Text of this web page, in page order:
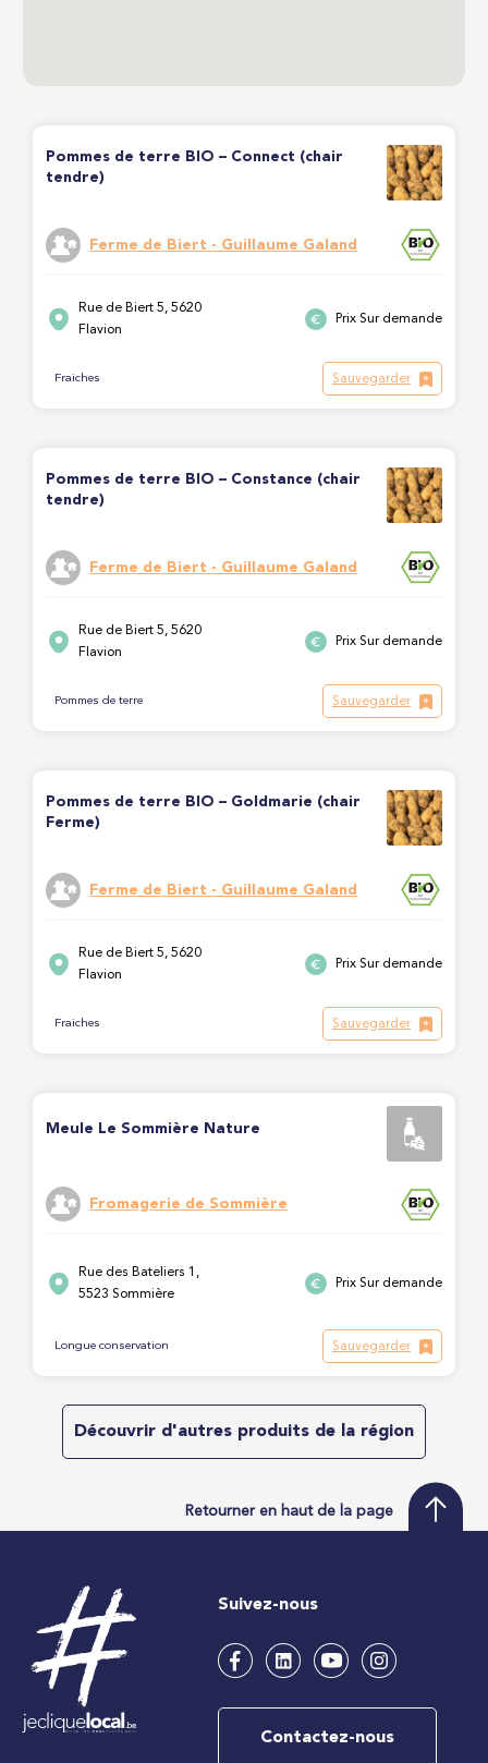
Pommes de terre BIO – Connect (chair
tendre)
Ferme de Biert - Guillaume Galand
Rue de Biert 5, 5620
Flavion
Prix Sur demande
Fraiches Sauvegarder
Pommes de terre BIO – Constance (chair
tendre)
Ferme de Biert - Guillaume Galand
Rue de Biert 5, 5620
Flavion
Prix Sur demande
Pommes de terre Sauvegarder
Pommes de terre BIO – Goldmarie (chair
Ferme)
Ferme de Biert - Guillaume Galand
Rue de Biert 5, 5620
Flavion
Prix Sur demande
Fraiches Sauvegarder
Meule Le Sommière Nature
Fromagerie de Sommière
Rue des Bateliers 1,
5523 Sommière
Prix Sur demande
Longue conservation Sauvegarder
Découvrir d'autres produits de la région
Retourner en haut de la page
Suivez-nous
Contactez-nous